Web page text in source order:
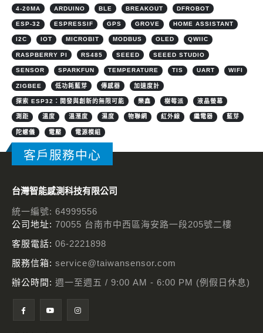
4-20MA ARDUINO BLE BREAKOUT DFROBOT
ESP-32 ESPRESSIF GPS GROVE HOME ASSISTANT
I2C IOT MICROBIT MODBUS OLED QWIIC
RASPBERRY PI RS485 SEEED SEEED STUDIO
SENSOR SPARKFUN TEMPERATURE TIS UART WIFI
ZIGBEE 低功耗藍芽 傳感器 加速度計
探索 ESP32：開發與創新的無限可能 樂鑫 樹莓派 液晶螢幕
測距 溫度 溫溼度 濕度 物聯網 紅外線 繼電器 藍芽
陀螺儀 電壓 電源模組
客戶服務中心
台灣智能感測科技有限公司
統一編號: 64999556
公司地址: 70055 台南市中西區海安路一段205號二樓
客服電話: 06-2221898
服務信箱: service@taiwansensor.com
辦公時間: 週一至週五 / 9:00 AM - 6:00 PM (例假日休息)